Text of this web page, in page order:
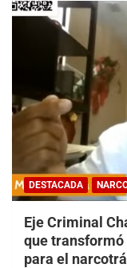
DESTACADA
Eje Criminal
que transformó
para el